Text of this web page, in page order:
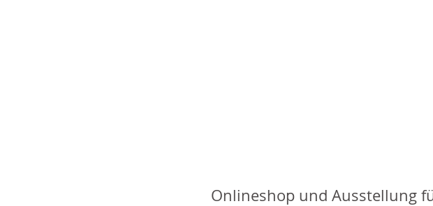
Onlineshop und Ausstellung